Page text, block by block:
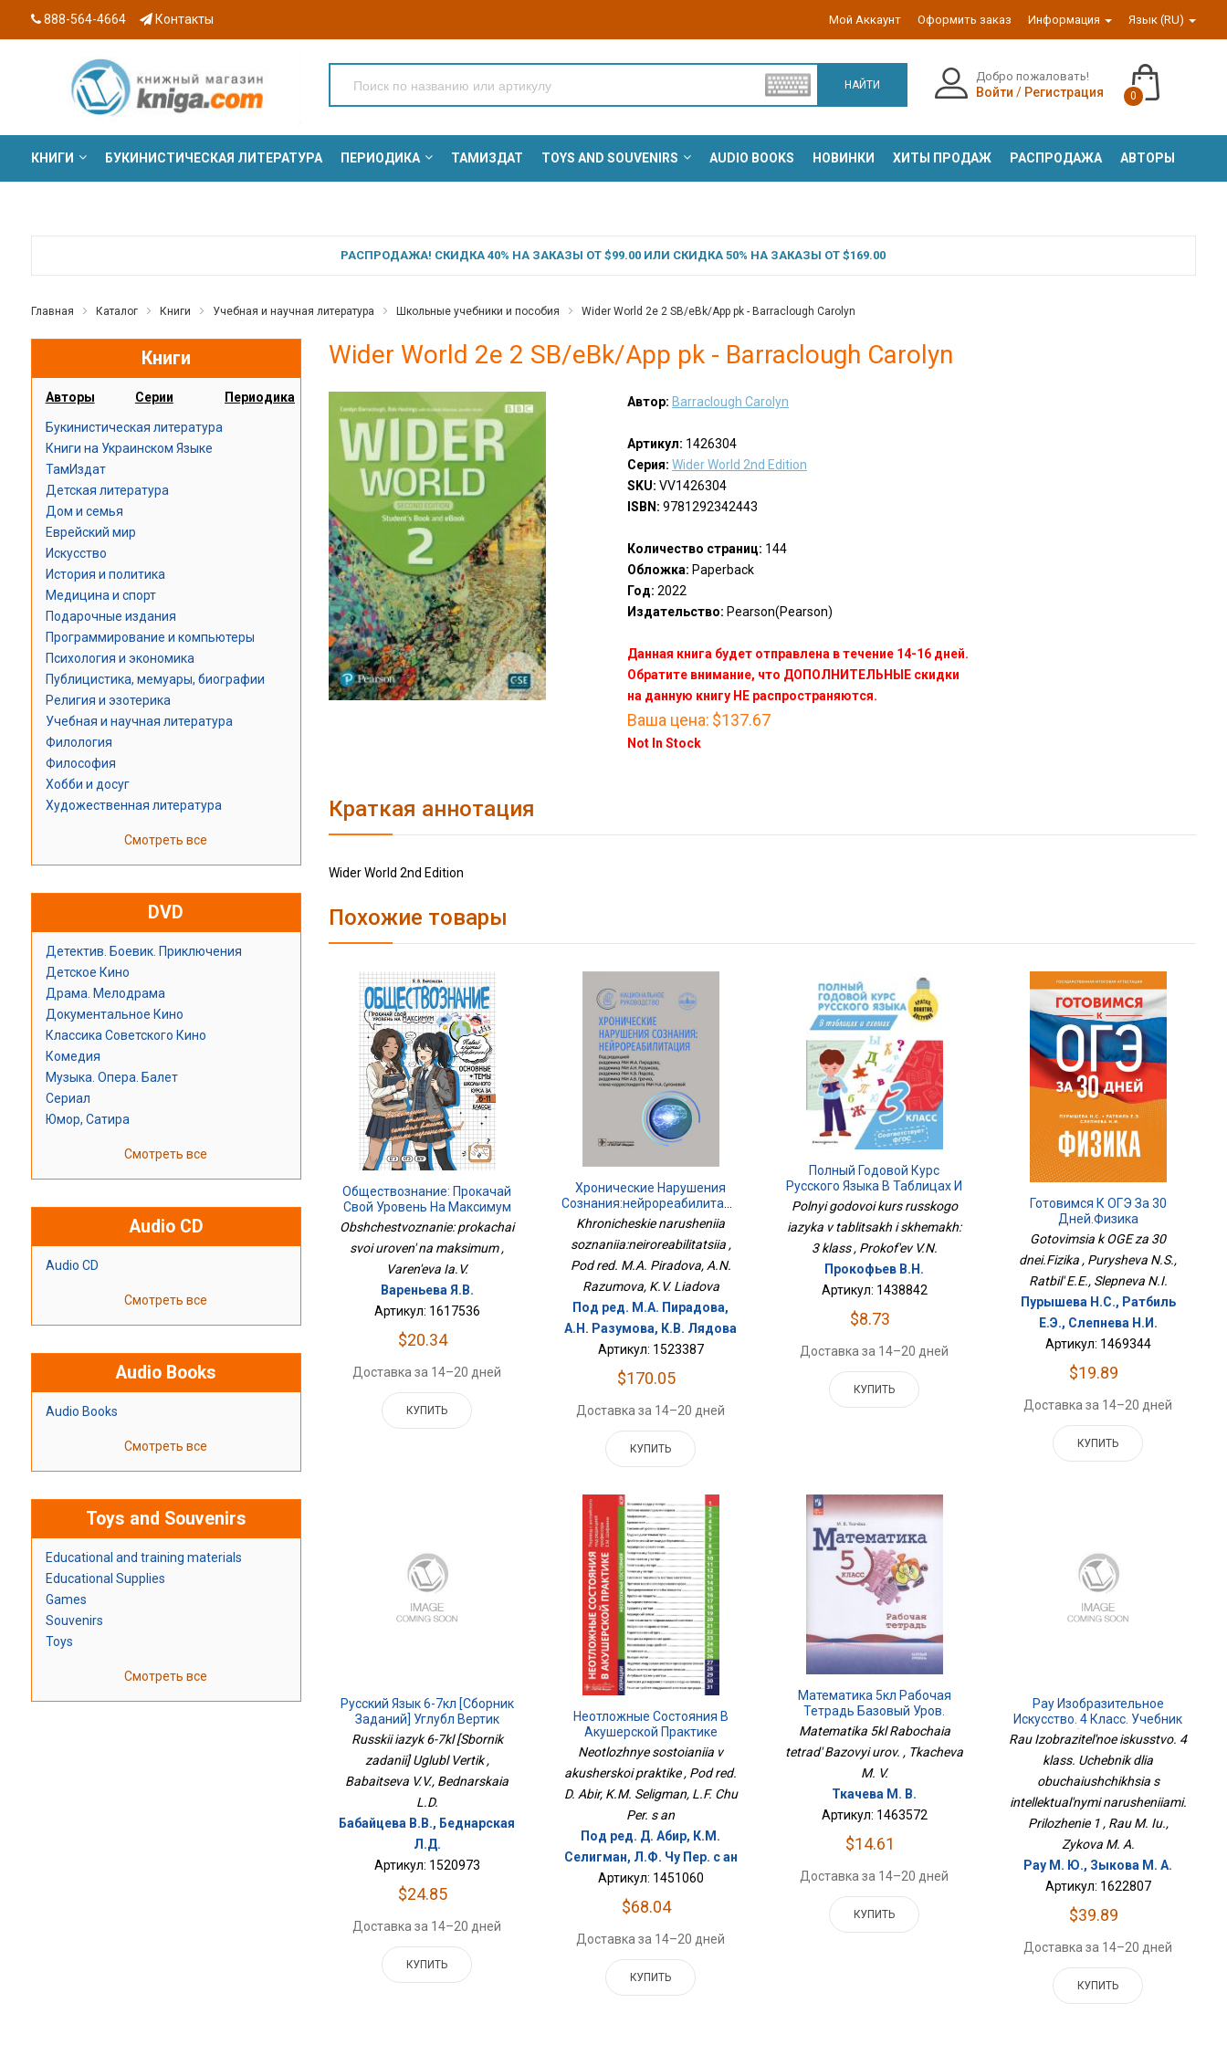
888-564-4664 Контакты Мой Аккаунт Оформить заказ Информация Язык (RU)
НАЙТИ
Добро пожаловать!
Войти / Регистрация 0
КНИГИ БУКИНИСТИЧЕСКАЯ ЛИТЕРАТУРА ПЕРИОДИКА ТАМИЗДАТ TOYS AND SOUVENIRS AUDIO BOOKS НОВИНКИ ХИТЫ ПРОДАЖ РАСПРОДАЖА АВТОРЫ
РАСПРОДАЖА! СКИДКА 40% НА ЗАКАЗЫ ОТ $99.00 ИЛИ СКИДКА 50% НА ЗАКАЗЫ ОТ $169.00
Главная Каталог Книги Учебная и научная литература Школьные учебники и пособия Wider World 2e 2 SB/eBk/App pk - Barraclough Carolyn
Книги
Авторы Серии Периодика
Букинистическая литература
Книги на Украинском Языке
ТамИздат
Детская литература
Дом и семья
Еврейский мир
Искусство
История и политика
Медицина и спорт
Подарочные издания
Программирование и компьютеры
Психология и экономика
Публицистика, мемуары, биографии
Религия и эзотерика
Учебная и научная литература
Филология
Философия
Хобби и досуг
Художественная литература
Смотреть все
DVD
Детектив. Боевик. Приключения
Детское Кино
Драма. Мелодрама
Документальное Кино
Классика Советского Кино
Комедия
Музыка. Опера. Балет
Сериал
Юмор, Сатира
Смотреть все
Audio CD
Audio CD
Смотреть все
Audio Books
Audio Books
Смотреть все
Toys and Souvenirs
Educational and training materials
Educational Supplies
Games
Souvenirs
Toys
Смотреть все
Wider World 2e 2 SB/eBk/App pk - Barraclough Carolyn
Автор: Barraclough Carolyn
Артикул: 1426304
Серия: Wider World 2nd Edition
SKU: VV1426304
ISBN: 9781292342443
Количество страниц: 144
Обложка: Paperback
Год: 2022
Издательство: Pearson(Pearson)
Данная книга будет отправлена в течение 14-16 дней.
Обратите внимание, что ДОПОЛНИТЕЛЬНЫЕ скидки
на данную книгу НЕ распространяются.
Ваша цена: $137.67
Not In Stock
Краткая аннотация
Wider World 2nd Edition
Похожие товары
Обществознание: Прокачай
Свой Уровень На Максимум
Obshchestvoznanie: prokachai
svoi uroven' na maksimum ,
Varen'eva Ia.V.
Вареньева Я.В.
Артикул: 1617536
$20.34
Доставка за 14–20 дней
КУПИТЬ
Хронические Нарушения
Khronicheskie narusheniia
soznaniia:neiroreabilitatsiia ,
Pod red. M.A. Piradova, A.N.
Razumova, K.V. Liadova
Под ред. М.А. Пирадова,
А.Н. Разумова, К.В. Лядова
Артикул: 1523387
$170.05
Доставка за 14–20 дней
КУПИТЬ
Полный Годовой Курс
Русского Языка В Таблицах И
Схемах: 3 Класс
Polnyi godovoi kurs russkogo
iazyka v tablitsakh i skhemakh:
3 klass , Prokof'ev V.N.
Прокофьев В.Н.
Артикул: 1438842
$8.73
Доставка за 14–20 дней
КУПИТЬ
Готовимся К ОГЭ За 30
Дней.Физика
Gotovimsia k OGE za 30
dnei.Fizika , Purysheva N.S.,
Ratbil' E.E., Slepneva N.I.
Пурышева Н.С., Ратбиль
Е.Э., Слепнева Н.И.
Артикул: 1469344
$19.89
Доставка за 14–20 дней
КУПИТЬ
Русский Язык 6-7кл [Сборник
Заданий] Углубл Вертик
Russkii iazyk 6-7kl [Sbornik
zadanii] Uglubl Vertik ,
Babaitseva V.V., Bednarskaia
L.D.
Бабайцева В.В., Беднарская
Л.Д.
Артикул: 1520973
$24.85
Доставка за 14–20 дней
КУПИТЬ
Неотложные Состояния В
Акушерской Практике
Neotlozhnye sostoianiia v
akusherskoi praktike , Pod red.
D. Abir, K.M. Seligman, L.F. Chu
Per. s an
Под ред. Д. Абир, К.М.
Селигман, Л.Ф. Чу Пер. с ан
Артикул: 1451060
$68.04
Доставка за 14–20 дней
КУПИТЬ
Математика 5кл Рабочая
Тетрадь Базовый Уров.
Matematika 5kl Rabochaia
tetrad' Bazovyi urov. , Tkacheva
M. V.
Ткачева М. В.
Артикул: 1463572
$14.61
Доставка за 14–20 дней
КУПИТЬ
Рау Изобразительное
Искусство. 4 Класс. Учебник
Для Обучающихся С
Нарушениями. Приложение 1
Rau Izobrazitel'noe iskusstvo. 4
klass. Uchebnik dlia
obuchaiushchikhsia s
intellektual'nymi narusheniiami.
Prilozhenie 1 , Rau M. Iu.,
Zykova M. A.
Рау М. Ю., Зыкова М. А.
Артикул: 1622807
$39.89
Доставка за 14–20 дней
КУПИТЬ